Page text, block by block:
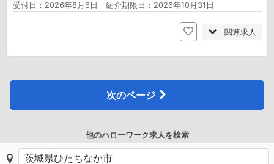
受付日：2026年8月6日 紹介期限日：2026年10月31日
関連求人
次のページ
他のハローワーク求人を検索